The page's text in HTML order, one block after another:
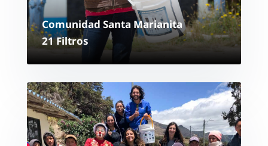
Comunidad Santa Marianita
21 Filtros